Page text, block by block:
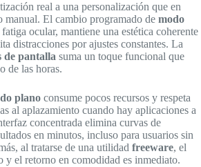
real a una personalización que en
manual. El cambio programado de modo
ocular, mantiene una estética coherente
distracciones por ajustes constantes. La
de pantalla suma un toque funcional que
de las horas.
plano consume pocos recursos y respeta
al aplazamiento cuando hay aplicaciones a
concentrada elimina curvas de
en minutos, incluso para usuarios sin
al tratarse de una utilidad freeware, el
y el retorno en comodidad es inmediato.